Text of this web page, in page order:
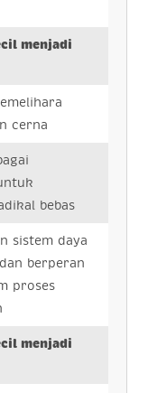
menjadi
cerna
bebas
sistem daya
berperan
proses
menjadi